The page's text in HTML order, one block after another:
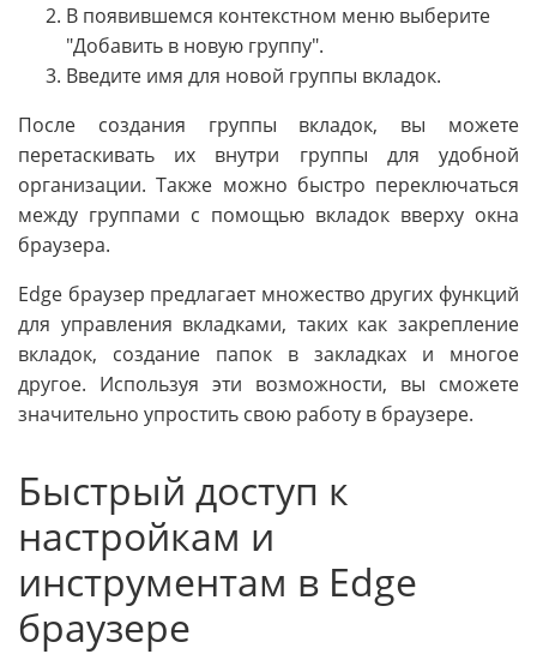
В появившемся контекстном меню выберите
"Добавить в новую группу".
Введите имя для новой группы вкладок.
После создания группы вкладок, вы можете
перетаскивать их внутри группы для удобной
организации. Также можно быстро переключаться
между группами с помощью вкладок вверху окна
браузера.
Edge браузер предлагает множество других функций
для управления вкладками, таких как закрепление
вкладок, создание папок в закладках и многое
другое. Используя эти возможности, вы сможете
значительно упростить свою работу в браузере.
Быстрый доступ к
настройкам и
инструментам в Edge
браузере